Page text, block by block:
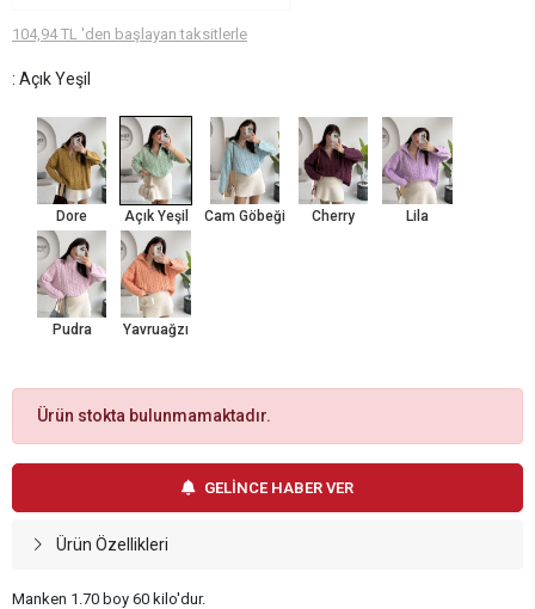
104,94 TL 'den başlayan taksitlerle
: Açık Yeşil
Dore Açık Yeşil Cam Göbeği Cherry Lila
Pudra Yavruağzı
Ürün stokta bulunmamaktadır.
GELİNCE HABER VER
Ürün Özellikleri
Manken 1.70 boy 60 kilo'dur.